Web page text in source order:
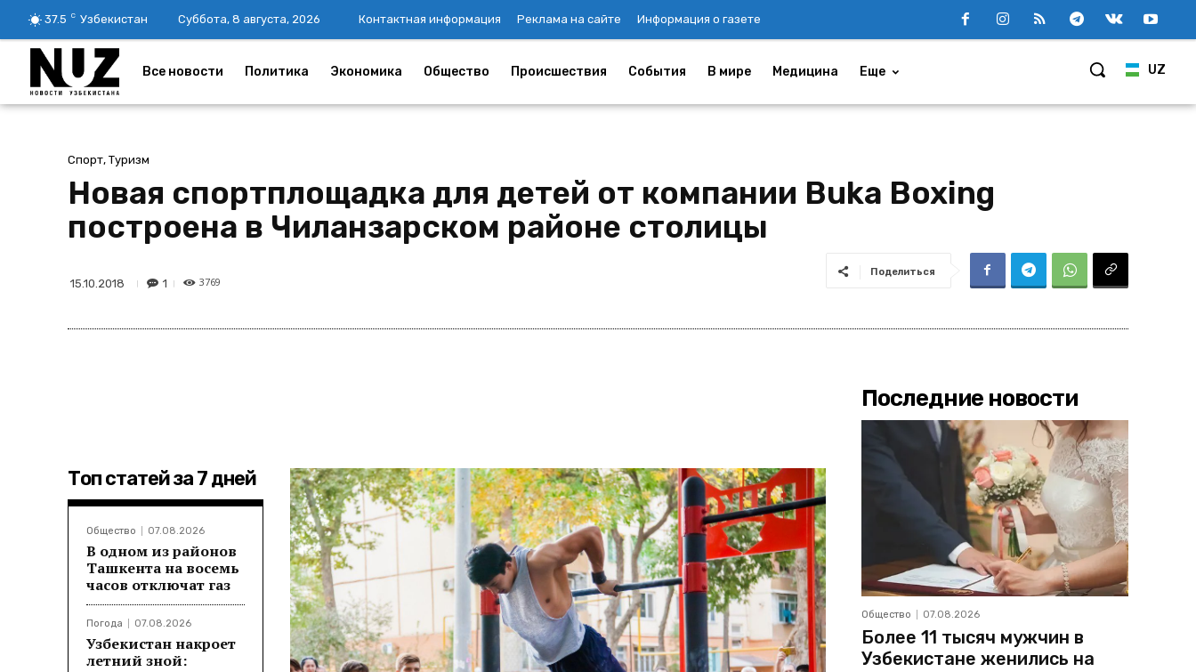
37.5 C Узбекистан Суббота, 8 августа, 2026 Контактная информация Реклама на сайте Информация о газете
UZ
Все новости Политика Экономика Общество Происшествия События В мире Медицина Еще
Спорт, Туризм
Новая спортплощадка для детей от компании Buka Boxing
построена в Чиланзарском районе столицы
15.10.2018 1 3769
Поделиться
Топ статей за 7 дней
Общество 07.08.2026
В одном из районов
Ташкента на восемь
часов отключат газ
Погода 07.08.2026
Узбекистан накроет
летний зной:
Последние новости
Общество 07.08.2026
Более 11 тысяч мужчин в
Узбекистане женились на